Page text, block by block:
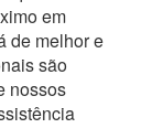
em
de melhor e
são
nossos